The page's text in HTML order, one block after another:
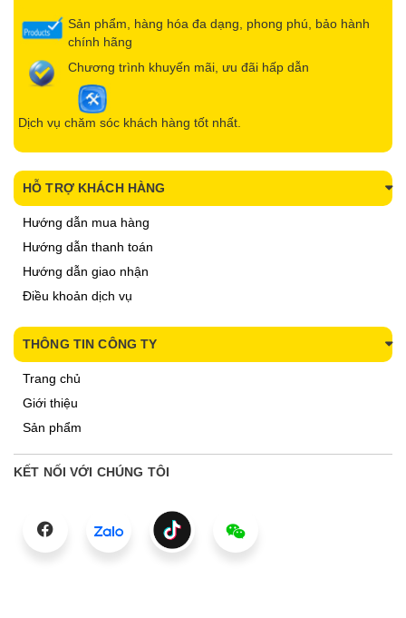
Sản phẩm, hàng hóa đa dạng, phong phú, bảo hành
chính hãng
Chương trình khuyến mãi, ưu đãi hấp dẫn
Dịch vụ chăm sóc khách hàng tốt nhất.
HỖ TRỢ KHÁCH HÀNG
Hướng dẫn mua hàng
Hướng dẫn thanh toán
Hướng dẫn giao nhận
Điều khoản dịch vụ
THÔNG TIN CÔNG TY
Trang chủ
Giới thiệu
Sản phẩm
KẾT NỐI VỚI CHÚNG TÔI